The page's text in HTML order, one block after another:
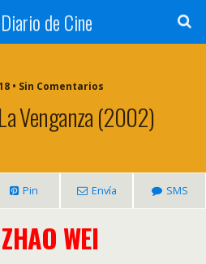
de Cine
• Sin Comentarios
Venganza (2002)
Pin Envía SMS
WEI